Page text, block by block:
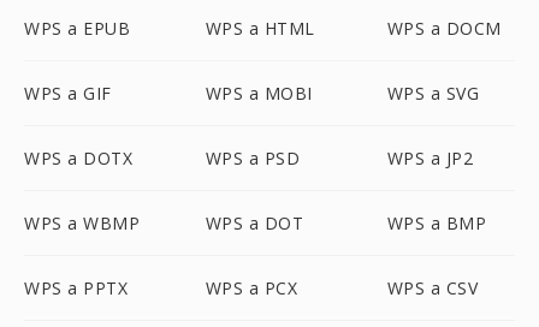
WPS a EPUB WPS a HTML WPS a DOCM
WPS a GIF WPS a MOBI WPS a SVG
WPS a DOTX WPS a PSD WPS a JP2
WPS a WBMP WPS a DOT WPS a BMP
WPS a PPTX WPS a PCX WPS a CSV